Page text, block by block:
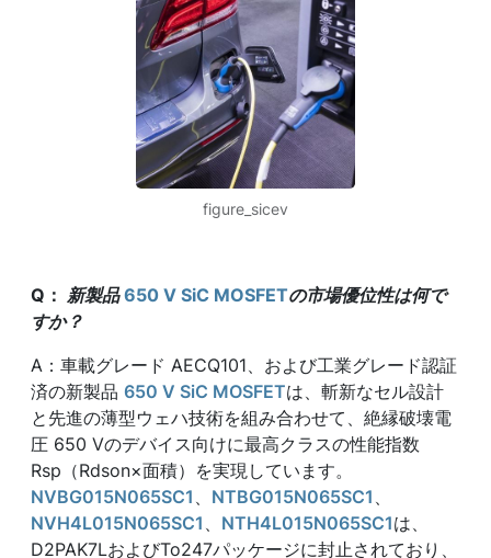
figure_sicev
Q ： 新製品650 V SiC MOSFETの市場優位性は何で
すか？
A：車載グレード AECQ101、および工業グレード認証
済の新製品 650 V SiC MOSFETは、斬新なセル設計
と先進の薄型ウェハ技術を組み合わせて、絶縁破壊電
圧 650 Vのデバイス向けに最高クラスの性能指数
Rsp（Rdson×面積）を実現しています。
NVBG015N065SC1 、 NTBG015N065SC1 、
NVH4L015N065SC1 、 NTH4L015N065SC1は、
D2PAK7LおよびTo247パッケージに封止されており、